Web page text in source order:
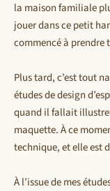
la maison familiale
jouer dans ce petit
commencé à prendre
Plus tard, c’est tout
études de design
quand il fallait
maquette. À ce
technique, et elle est
À l’issue de mes